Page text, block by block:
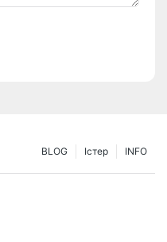
INFO
Істер
BLOG
Мен Инновациялар
Таңдаудың